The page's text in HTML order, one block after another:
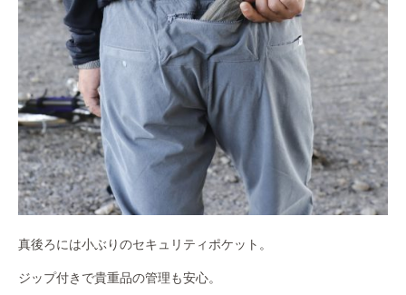
真後ろには小ぶりのセキュリティポケット。
ジップ付きで貴重品の管理も安心。